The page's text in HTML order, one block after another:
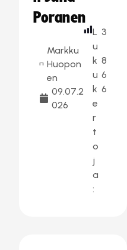
Poranen
Markku
Huopon
en
09.07.2
026
L
u
k
u
k
e
r
t
o
j
a
:
3
8
6
6